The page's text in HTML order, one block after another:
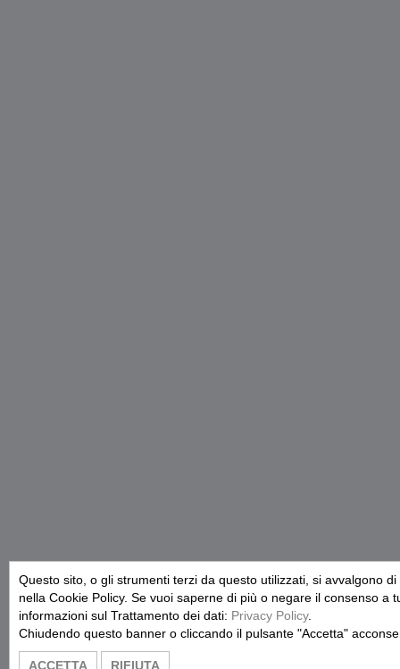
Questo sito, o gli strumenti terzi da questo utilizzati, si avvalgono
nella Cookie Policy. Se vuoi saperne di più o negare il consenso a
informazioni sul Trattamento dei dati: Privacy Policy.
Chiudendo questo banner o cliccando il pulsante "Accetta"
ACCETTA RIFIUTA